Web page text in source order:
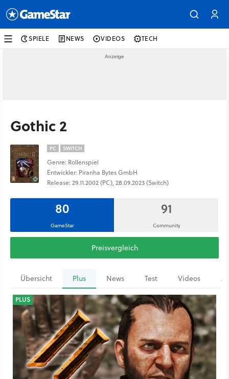
SPIELE NEWS VIDEOS TECH
Gothic 2
PC SWITCH
Genre: Rollenspiel
Entwickler: Piranha Bytes GmbH
Release: 29.11.2002 (PC), 28.09.2023 (Switch)
80
GameStar
91
Community
Preisvergleich
Übersicht Plus News Test Videos
PLUS